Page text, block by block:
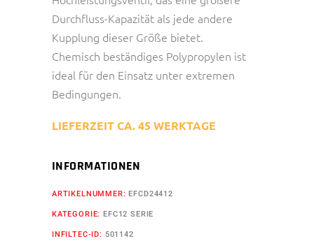
Durchfluss-Kapazität als jede andere
Kupplung dieser Größe bietet.
Chemisch beständiges Polypropylen ist
ideal für den Einsatz unter extremen
Bedingungen.
LIEFERZEIT CA. 45 WERKTAGE
INFORMATIONEN
ARTIKELNUMMER:EFCD24412
KATEGORIE:EFC12 SERIE
INFILTEC-ID: 501142